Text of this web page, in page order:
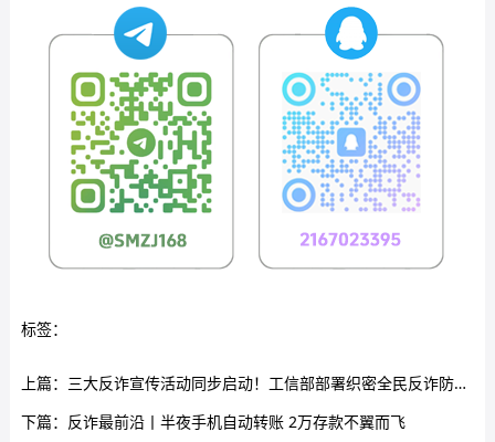
标签：
上篇： 三大反诈宣传活动同步启动！工信部部署织密全民反诈防护网
下篇： 反诈最前沿丨半夜手机自动转账 2万存款不翼而飞